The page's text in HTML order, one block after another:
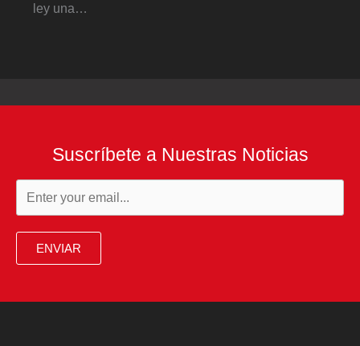
ley una…
Suscríbete a Nuestras Noticias
ENVIAR